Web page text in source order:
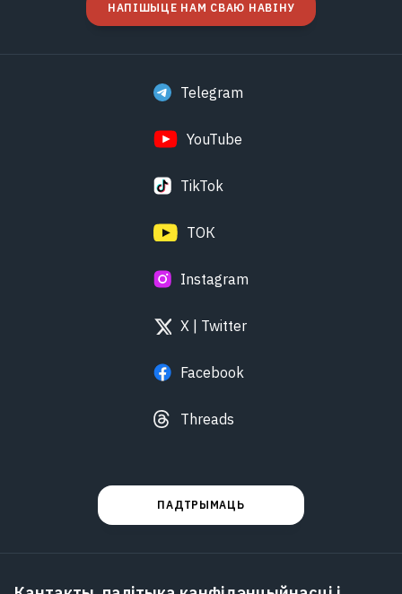
НАПІШЫЦЕ НАМ СВАЮ НАВІНУ
Telegram
YouTube
TikTok
ТОК
Instagram
X | Twitter
Facebook
Threads
ПАДТРЫМАЦЬ